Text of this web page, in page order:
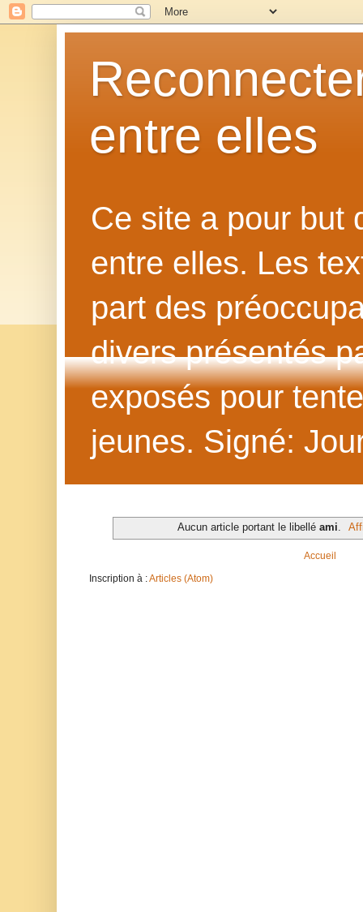
entre elles
Ce site a pour but
entre elles. Les
part des
divers présentés
exposés pour
jeunes. Signé:
Aucun article portant le libellé ami.
Accueil
Inscription à :Articles (Atom)